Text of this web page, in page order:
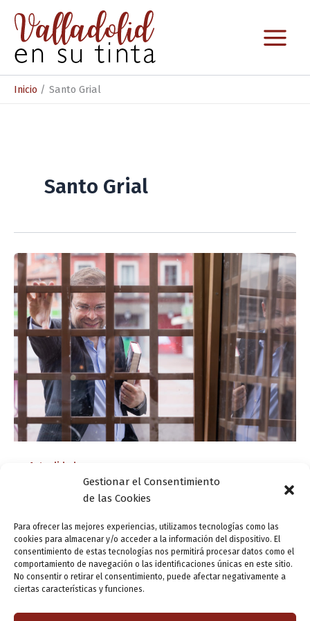
Gestionar el Consentimiento
de las Cookies
Para ofrecer las mejores experiencias, utilizamos tecnologías como las
cookies para almacenar y/o acceder a la información del dispositivo. El
consentimiento de estas tecnologías nos permitirá procesar datos como el
comportamiento de navegación o las identificaciones únicas en este sitio.
No consentir o retirar el consentimiento, puede afectar negativamente a
ciertas características y funciones.
contenido
Inicio Santo Grial
Santo Grial
Actualidad
Javier Sierra: «El lector valora la literatura que
le forma y le informa, no sólo se deja
embelesar por las palabras»
ensutinta/7 junio, 2018
Valladolid ha sido la cuadragésima ciudad que Javier
Sierra visita dentro de su gira de promoción de la novela